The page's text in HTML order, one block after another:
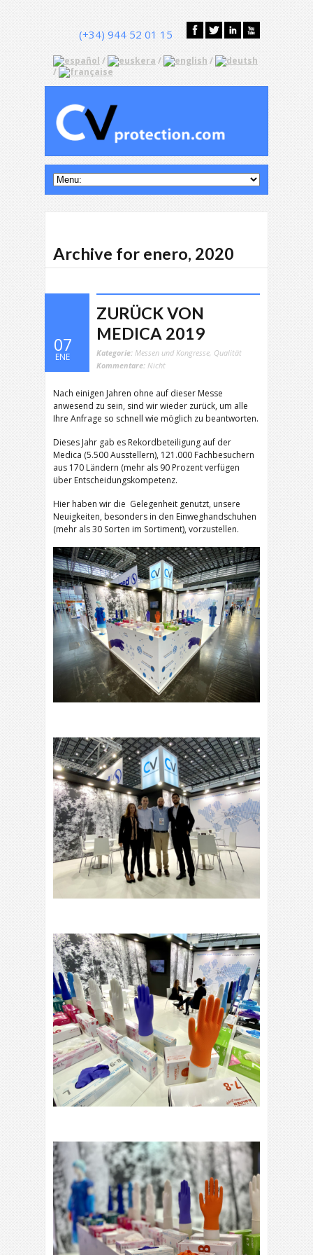
(+34) 944 52 01 15
/ /
/
/
Archive for enero, 2020
07
ENE
ZURÜCK VON
MEDICA 2019
Kategorie: Messen und Kongresse, Qualität
Kommentare: Nicht
Nach einigen Jahren ohne auf dieser Messe
anwesend zu sein, sind wir wieder zurück, um alle
Ihre Anfrage so schnell wie möglich zu beantworten.
Dieses Jahr gab es Rekordbeteiligung auf der
Medica (5.500 Ausstellern), 121.000 Fachbesuchern
aus 170 Ländern (mehr als 90 Prozent verfügen
über Entscheidungskompetenz.
Hier haben wir die Gelegenheit genutzt, unsere
Neuigkeiten, besonders in den Einweghandschuhen
(mehr als 30 Sorten im Sortiment), vorzustellen.